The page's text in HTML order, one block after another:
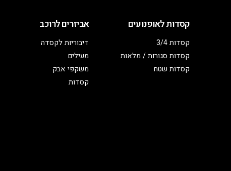
קסדות לאופנועים
קסדות 3/4
קסדות סגורות / מלאות
קסדות שטח
אביזרים לרוכב
דיבוריות לקסדה
מעילים
משקפי אבק
קסדות